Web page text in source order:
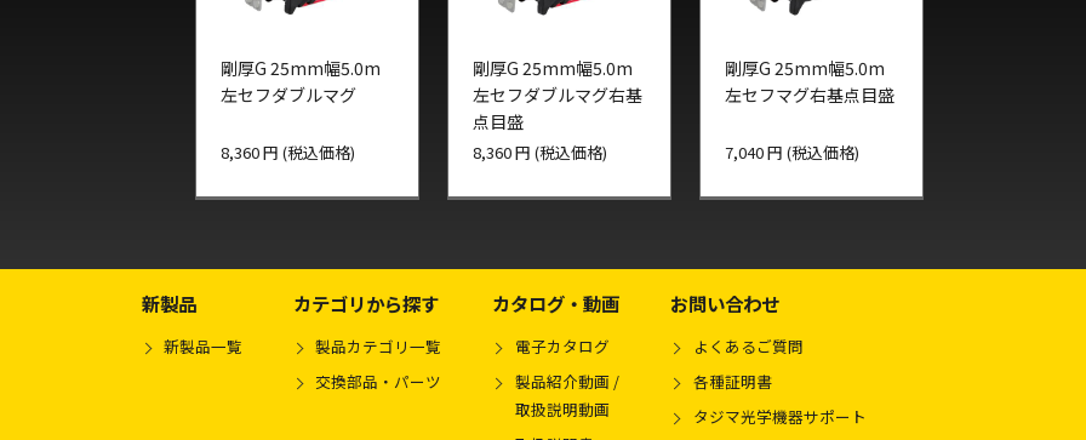
剛厚G 25mm幅5.0m
左セフダブルマグ
8,360 円 (税込価格)
剛厚G 25mm幅5.0m
左セフダブルマグ右基
点目盛
8,360 円 (税込価格)
剛厚G 25mm幅5.0m
左セフマグ右基点目盛
7,040 円 (税込価格)
新製品
新製品一覧
カテゴリから探す
製品カテゴリ一覧
交換部品・パーツ
カタログ・動画
電子カタログ
製品紹介動画 /
取扱説明動画
お問い合わせ
よくあるご質問
各種証明書
タジマ光学機器サポート